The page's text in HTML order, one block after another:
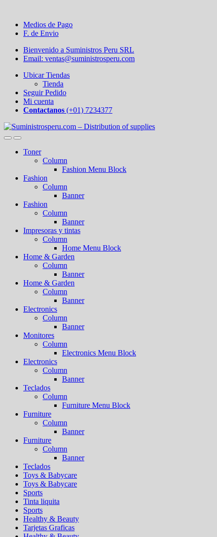
Medios de Pago
F. de Envio
Bienvenido a Suministros Peru SRL
Email: ventas@suministrosperu.com
Ubicar Tiendas
Tienda
Seguir Pedido
Mi cuenta
Contactanos (+01) 7234377
Toner
Column
Fashion Menu Block
Fashion
Column
Banner
Fashion
Column
Banner
Impresoras y tintas
Column
Home Menu Block
Home & Garden
Column
Banner
Home & Garden
Column
Banner
Electronics
Column
Banner
Monitores
Column
Electronics Menu Block
Electronics
Column
Banner
Teclados
Column
Furniture Menu Block
Furniture
Column
Banner
Furniture
Column
Banner
Teclados
Toys & Babycare
Toys & Babycare
Sports
Tinta liquita
Sports
Healthy & Beauty
Tarjetas Graficas